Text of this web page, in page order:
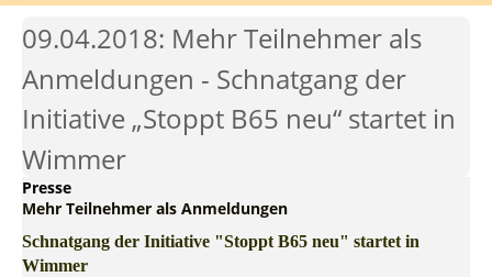
09.04.2018: Mehr Teilnehmer als
Anmeldungen - Schnatgang der
Initiative „Stoppt B65 neu“ startet in
Wimmer
Presse
Mehr Teilnehmer als Anmeldungen
Schnatgang der Initiative "Stoppt B65 neu" startet in
Wimmer